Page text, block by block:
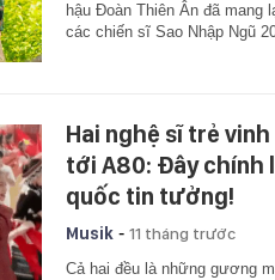
hậu Đoàn Thiên Ân đã
các chiến sĩ Sao Nhập Ngũ
Hai nghệ sĩ trẻ
tới A80: Đây chính
quốc tin tưởng!
Musik - 11 tháng trước
Cả hai đều là những gương